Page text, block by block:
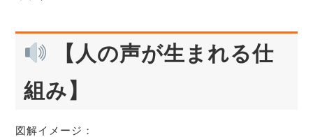
【人の声が生まれる仕
組み】
図解イメージ：